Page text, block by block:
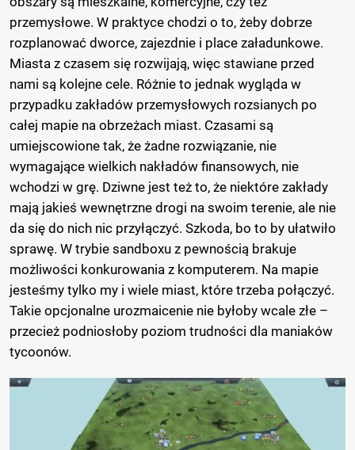
przemysłowe. W praktyce chodzi o to, żeby dobrze
rozplanować dworce, zajezdnie i place załadunkowe.
Miasta z czasem się rozwijają, więc stawiane przed
nami są kolejne cele. Różnie to jednak wygląda w
przypadku zakładów przemysłowych rozsianych po
całej mapie na obrzeżach miast. Czasami są
umiejscowione tak, że żadne rozwiązanie, nie
wymagające wielkich nakładów finansowych, nie
wchodzi w grę. Dziwne jest też to, że niektóre zakłady
mają jakieś wewnętrzne drogi na swoim terenie, ale nie
da się do nich nic przyłączyć. Szkoda, bo to by ułatwiło
sprawę. W trybie sandboxu z pewnością brakuje
możliwości konkurowania z komputerem. Na mapie
jesteśmy tylko my i wiele miast, które trzeba połączyć.
Takie opcjonalne urozmaicenie nie byłoby wcale złe –
przecież podniosłoby poziom trudności dla maniaków
tycoonów.